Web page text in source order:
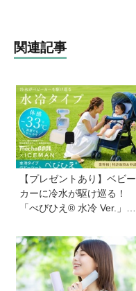
関連記事
【プレゼントあり】ベビー
カーに冷水が駆け巡る！
「べびひえ® 水冷 Ver.」で
かけをサポート